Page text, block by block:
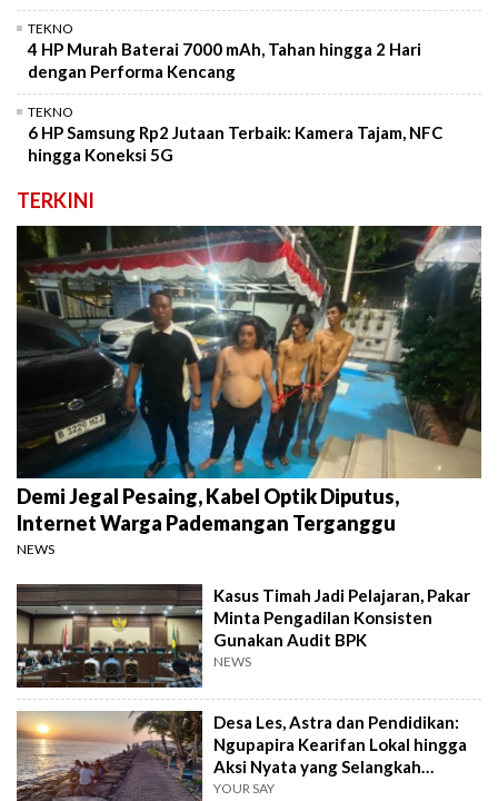
TEKNO
4 HP Murah Baterai 7000 mAh, Tahan hingga 2 Hari
dengan Performa Kencang
TEKNO
6 HP Samsung Rp2 Jutaan Terbaik: Kamera Tajam, NFC
hingga Koneksi 5G
TERKINI
Demi Jegal Pesaing, Kabel Optik Diputus,
Internet Warga Pademangan Terganggu
NEWS
Kasus Timah Jadi Pelajaran, Pakar
Minta Pengadilan Konsisten
Gunakan Audit BPK
NEWS
Desa Les, Astra dan Pendidikan:
Ngupapira Kearifan Lokal hingga
Aksi Nyata yang Selangkah
Mendahului
YOUR SAY